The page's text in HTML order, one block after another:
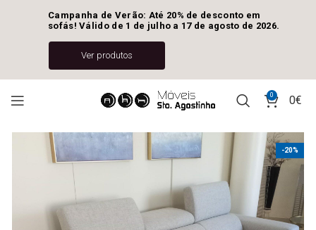
0 0€
-20%
Campanha de Verão: Até 20% de desconto em
sofás! Válido de 1 de julho a 17 de agosto de 2026.
Ver produtos